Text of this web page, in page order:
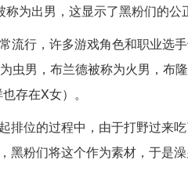
为出男，这显示了黑粉们的公
流行，许多游戏角色和职业选
虫男，布兰德被称为火男，布
存在X女）。
排位的过程中，由于打野过来
黑粉们将这个作为素材，于是